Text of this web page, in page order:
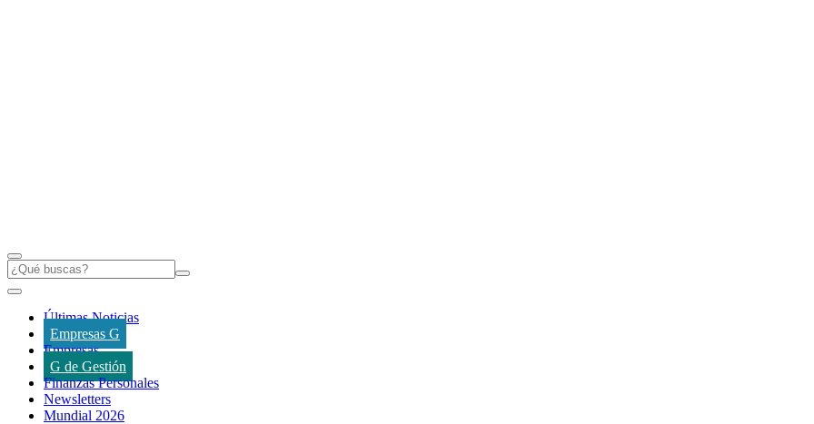
Últimas Noticias
Empresas G
Empresas
G de Gestión
Finanzas Personales
Newsletters
Mundial 2026